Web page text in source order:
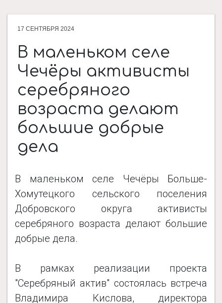
НАША ОРГАНИЗАЦИЯ
ДОКУМЕНТЫ
ПРОЕКТЫ
КОНТАКТЫ
17 СЕНТЯБРЯ 2024
В маленьком селе
Чечëры активисты
серебряного
возраста делают
большие добрые
дела
В маленьком селе Чечëры Больше-
Хомутецкого сельского поселения
Добровского округа активисты
серебряного возраста делают большие
добрые дела.
В рамках реализации проекта
"Серебряный актив" состоялась встреча
Владимира Кислова, директора